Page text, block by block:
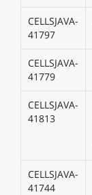
CELLSJAVA-
41797
CELLSJAVA-
41779
CELLSJAVA-
41813
CELLSJAVA-
41744